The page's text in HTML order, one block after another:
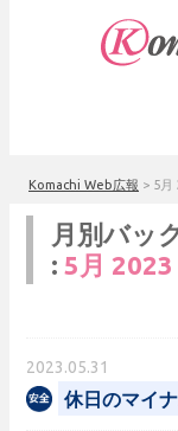
Komachi Web広報 > 5月
月別バッ
: 5月 2023
2023.05.31
休日のマイ